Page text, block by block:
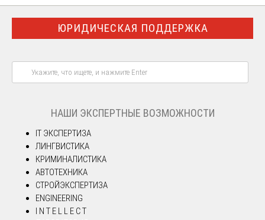
ЮРИДИЧЕСКАЯ ПОДДЕРЖКА
НАШИ ЭКСПЕРТНЫЕ ВОЗМОЖНОСТИ
IT ЭКСПЕРТИЗА
ЛИНГВИСТИКА
КРИМИНАЛИСТИКА
АВТОТЕХНИКА
СТРОЙЭКСПЕРТИЗА
ENGINEERING
I N T E L L E C T